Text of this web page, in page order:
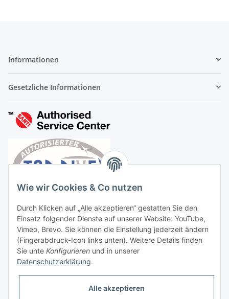
Informationen
Gesetzliche Informationen
Vertrag widerrufen
Wie wir Cookies & Co nutzen
Durch Klicken auf „Alle akzeptieren“ gestatten Sie den
Einsatz folgender Dienste auf unserer Website: YouTube,
Vimeo, Brevo. Sie können die Einstellung jederzeit ändern
(Fingerabdruck-Icon links unten). Weitere Details finden
Sie unte Konfigurieren und in unserer
Datenschutzerklärung.
Alle akzeptieren